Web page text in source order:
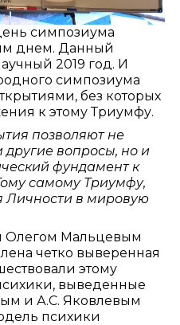
симпозиума
днем. Данный
2019 год. И
симпозиума
без которых
к этому Триумфу.
позволяют не
другие вопросы, но и
фундамент к
самому Триумфу,
Личности в мировую
Олегом Мальцевым
четко выверенная
этому
выведенные
и А.С. Яковлевым
психики